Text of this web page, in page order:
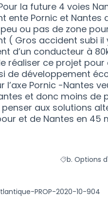
la future 4 voies
ente Pornic et Nantes
ou pas de zone
( Gros accident subi
d’un conducteur à
réaliser ce projet
de développement
l’axe Pornic -Nantes
et donc moins de
aux solutions
et de Nantes en 45
Filtrer les
b. Options
PROP-2020-10-904